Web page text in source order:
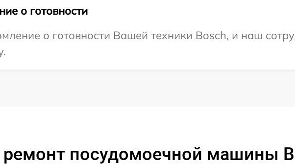
о готовности
о готовности Вашей техники Bosch, и наш
посудомоечной машины